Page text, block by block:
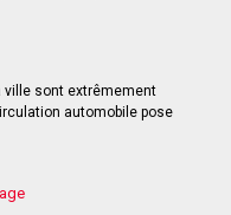
ville sont extrêmement
automobile pose